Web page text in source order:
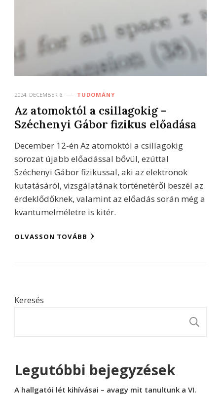
2024. DECEMBER 6. TUDOMÁNY
Az atomoktól a csillagokig –
Széchenyi Gábor fizikus előadása
December 12-én Az atomoktól a csillagokig
sorozat újabb előadással bővül, ezúttal
Széchenyi Gábor fizikussal, aki az elektronok
kutatásáról, vizsgálatának történetéről beszél az
érdeklődőknek, valamint az előadás során még a
kvantumelméletre is kitér.
OLVASSON TOVÁBB
Keresés
Legutóbbi bejegyzések
A hallgatói lét kihívásai – avagy mit tanultunk a VI.